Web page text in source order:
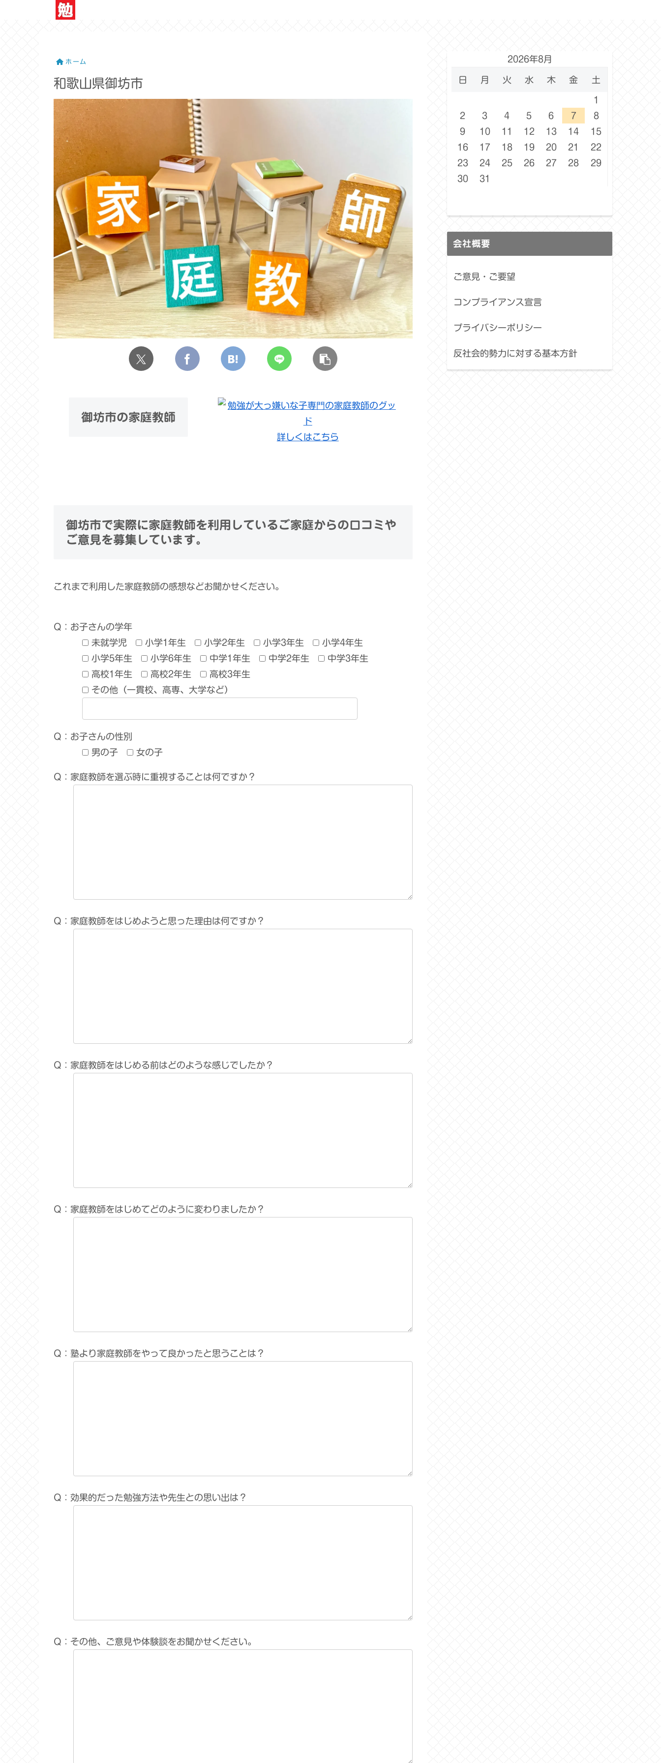
ホーム
和歌山県御坊市
御坊市の家庭教師
詳しくはこちら
御坊市で実際に家庭教師を利用しているご家庭からの口コミや
ご意見を募集しています。
これまで利用した家庭教師の感想などお聞かせください。
Q：お子さんの学年
未就学児
小学1年生 小学2年生 小学3年生
小学4年生
小学5年生
小学6年生 中学1年生 中学2年生
中学3年生
高校1年生
高校2年生
高校3年生
その他（一貫校、高専、大学など）
Q：お子さんの性別
男の子
女の子
Q：家庭教師を選ぶ時に重視することは何ですか？
Q：家庭教師をはじめようと思った理由は何ですか？
Q：家庭教師をはじめる前はどのような感じでしたか？
Q：家庭教師をはじめてどのように変わりましたか？
Q：塾より家庭教師をやって良かったと思うことは？
Q：効果的だった勉強方法や先生との思い出は？
Q：その他、ご意見や体験談をお聞かせください。
2026年8月
日 月 火 水 木 金 土
1
2
3 4 5 6 7
8
9
10 11 12 13 14
15
16
17 18 19 20 21
22
23
24 25 26 27 28
29
30
31
会社概要
ご意見・ご要望
コンプライアンス宣言
プライバシーポリシー
反社会的勢力に対する基本方針